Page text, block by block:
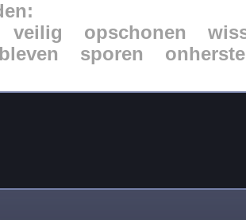
veilig opschonen
sporen